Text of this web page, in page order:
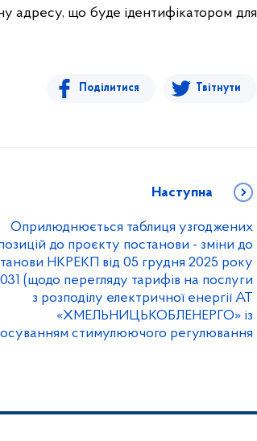
адресу, що буде ідентифікатором для
Поділитися Твітнути
Наступна
Оприлюднюється таблиця узгоджених
до проєкту постанови - зміни до
НКРЕКП від 05 грудня 2025 року
(щодо перегляду тарифів на послуги
з розподілу електричної енергії АТ
«ХМЕЛЬНИЦЬКОБЛЕНЕРГО» із
стимулюючого регулювання